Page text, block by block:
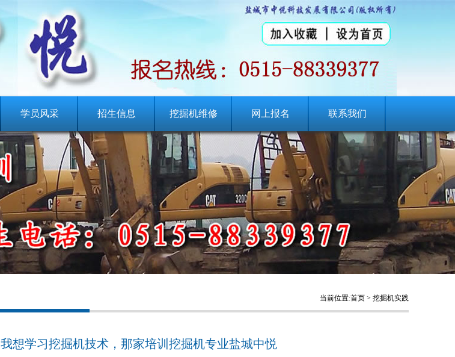
学员风采 招生信息 挖掘机维修 网上报名 联系我们
当前位置:首页 > 挖掘机实践
我想学习挖掘机技术，那家培训挖掘机专业盐城中悦